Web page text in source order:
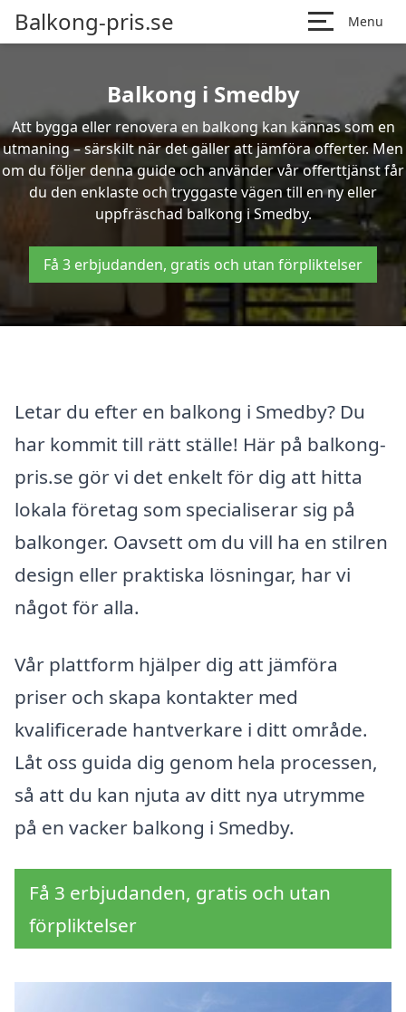
Balkong-pris.se Menu
Balkong i Smedby
Att bygga eller renovera en balkong kan kännas som en
utmaning – särskilt när det gäller att jämföra offerter. Men
om du följer denna guide och använder vår offerttjänst får
du den enklaste och tryggaste vägen till en ny eller
uppfräschad balkong i Smedby.
Få 3 erbjudanden, gratis och utan förpliktelser
Letar du efter en balkong i Smedby? Du
har kommit till rätt ställe! Här på balkong-
pris.se gör vi det enkelt för dig att hitta
lokala företag som specialiserar sig på
balkonger. Oavsett om du vill ha en stilren
design eller praktiska lösningar, har vi
något för alla.
Vår plattform hjälper dig att jämföra
priser och skapa kontakter med
kvalificerade hantverkare i ditt område.
Låt oss guida dig genom hela processen,
så att du kan njuta av ditt nya utrymme
på en vacker balkong i Smedby.
Få 3 erbjudanden, gratis och utan
förpliktelser